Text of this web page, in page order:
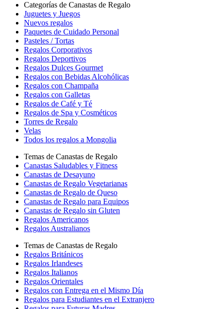
Categorías de Canastas de Regalo
Juguetes y Juegos
Nuevos regalos
Paquetes de Cuidado Personal
Pasteles / Tortas
Regalos Corporativos
Regalos Deportivos
Regalos Dulces Gourmet
Regalos con Bebidas Alcohólicas
Regalos con Champaña
Regalos con Galletas
Regalos de Café y Té
Regalos de Spa y Cosméticos
Torres de Regalo
Velas
Todos los regalos a Mongolia
Temas de Canastas de Regalo
Canastas Saludables y Fitness
Canastas de Desayuno
Canastas de Regalo Vegetarianas
Canastas de Regalo de Queso
Canastas de Regalo para Equipos
Canastas de Regalo sin Gluten
Regalos Americanos
Regalos Australianos
Temas de Canastas de Regalo
Regalos Británicos
Regalos Irlandeses
Regalos Italianos
Regalos Orientales
Regalos con Entrega en el Mismo Día
Regalos para Estudiantes en el Extranjero